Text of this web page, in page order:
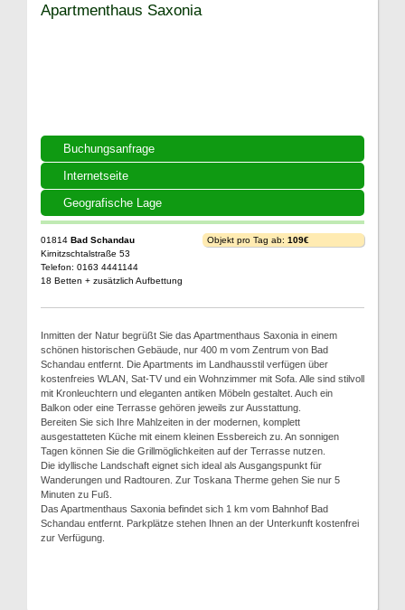
Buchungsanfrage
Internetseite
Geografische Lage
Apartmenthaus Saxonia
01814 Bad Schandau
Kirnitzschtalstraße 53
Telefon: 0163 4441144
18 Betten + zusätzlich Aufbettung
Objekt pro Tag ab: 109€
Inmitten der Natur begrüßt Sie das Apartmenthaus Saxonia in einem
schönen historischen Gebäude, nur 400 m vom Zentrum von Bad
Schandau entfernt. Die Apartments im Landhausstil verfügen über
kostenfreies WLAN, Sat-TV und ein Wohnzimmer mit Sofa. Alle sind stilvoll
mit Kronleuchtern und eleganten antiken Möbeln gestaltet. Auch ein
Balkon oder eine Terrasse gehören jeweils zur Ausstattung.
Bereiten Sie sich Ihre Mahlzeiten in der modernen, komplett
ausgestatteten Küche mit einem kleinen Essbereich zu. An sonnigen
Tagen können Sie die Grillmöglichkeiten auf der Terrasse nutzen.
Die idyllische Landschaft eignet sich ideal als Ausgangspunkt für
Wanderungen und Radtouren. Zur Toskana Therme gehen Sie nur 5
Minuten zu Fuß.
Das Apartmenthaus Saxonia befindet sich 1 km vom Bahnhof Bad
Schandau entfernt. Parkplätze stehen Ihnen an der Unterkunft kostenfrei
zur Verfügung.